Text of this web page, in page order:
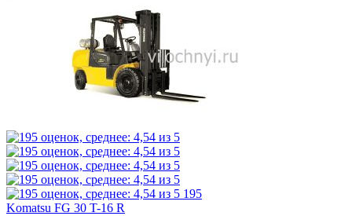
195
Komatsu FG 30 T-16 R